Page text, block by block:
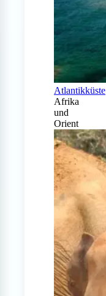
Atlantikküste
Afrika
und
Orient